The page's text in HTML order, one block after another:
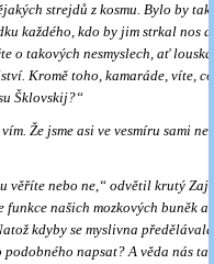
strejdů z kosmu. Bylo by
každého, kdo by jim strkal nos
o takových nesmyslech, ať
Kromě toho, kamaráde, víte,
Šklovskij?“
Že jsme asi ve vesmí­ru sami
věříte nebo ne,“ odvětil krutý
našich mozkových buněk a
kdyby se myslivna
napsat? A věda nás